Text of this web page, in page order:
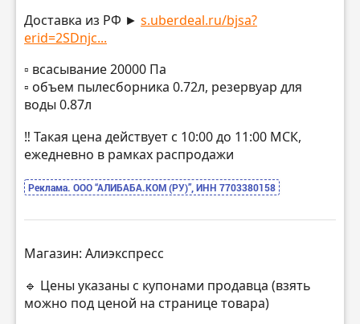
Доставка из РФ ► s.uberdeal.ru/bjsa?
erid=2SDnjc...
▫️ всасывание 20000 Па
▫️ объем пылесборника 0.72л, резервуар для
воды 0.87л
‼️ Такая цена действует с 10:00 до 11:00 МСК,
ежедневно в рамках распродажи
Реклама. ООО “АЛИБАБА.КОМ (РУ)”, ИНН 7703380158
Магазин: Алиэкспресс
🔹 Цены указаны с купонами продавца (взять
можно под ценой на странице товара)